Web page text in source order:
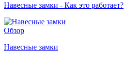
Навесные замки - Как это работает?
Обзор
Навесные замки